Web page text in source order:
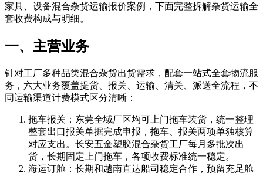
家具、设备混合杂货运输报价案例，下面完整拆解杂货运输全
套收费构成与明细。
一、主营业务
针对工厂多种品类混合杂货出货需求，配套一站式全套物流服
务，六大业务覆盖提货、报关、运输、清关、派送全流程，不
同运输渠道计费模式区分清晰：
拖车报关：东莞全域厂区均可上门拖车装货，统一整理
整套出口报关单据完成申报，拖车、报关两项单独核算
对应支出。长安五金塑胶混合杂货工厂每月多批次出
货，长期固定上门拖车，各项收费标准统一稳定。
海运订舱：长期和越南直达船司稳定合作，预留充足舱